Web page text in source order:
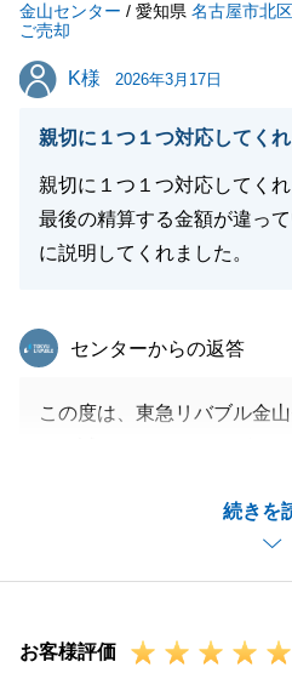
金山センター / 愛知県 名古屋市北区
ご売却
K様
K様 2026年3月17日
親切に１つ１つ対応してく
親切に１つ１つ対応してくれ
最後の精算する金額が違っ
に説明してくれました。
続きを
東急リバブル
センターからの返答
この度は、東急リバブル金
頂いたお言葉を励みに今後
この度は、誠にありがとう
お客様評価